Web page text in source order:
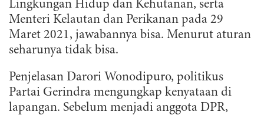
Lingkungan Hidup dan Kehutanan, serta
Menteri Kelautan dan Perikanan pada 29
Maret 2021, jawabannya bisa. Menurut aturan
seharunya tidak bisa.
Penjelasan Darori Wonodipuro, politikus
Partai Gerindra mengungkap kenyataan di
lapangan. Sebelum menjadi anggota DPR,